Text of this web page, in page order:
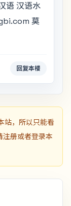
语 汉语水
莫
回复本楼
站，所以只能看
注册或者登录本